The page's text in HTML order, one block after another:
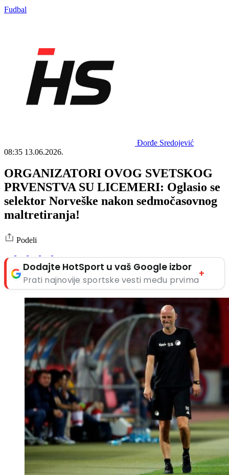
Fudbal
Đorđe Sredojević
08:35 13.06.2026.
ORGANIZATORI OVOG SVETSKOG
PRVENSTVA SU LICEMERI: Oglasio se
selektor Norveške nakon sedmočasovnog
maltretiranja!
Podeli
Dodajte HotSport u vaš Google izbor
Prati najnovije sportske vesti među prvima
+